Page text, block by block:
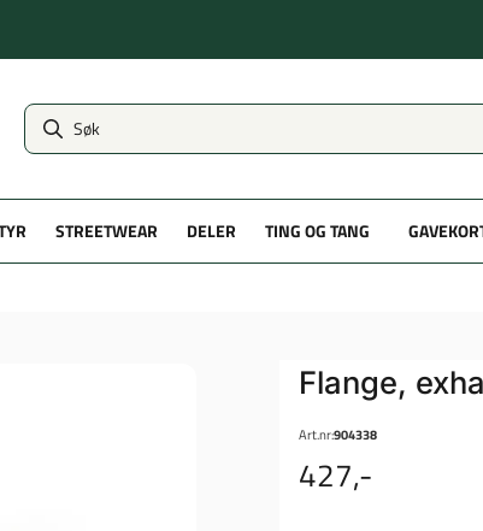
STREETWEAR DELER TING OG TANG
Flange,
Art.nr:904338
427,-